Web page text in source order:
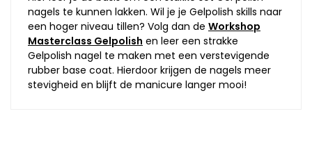
nagels te kunnen lakken. Wil je je Gelpolish skills naar
een hoger niveau tillen? Volg dan de Workshop
Masterclass Gelpolish en leer een strakke
Gelpolish nagel te maken met een verstevigende
rubber base coat. Hierdoor krijgen de nagels meer
stevigheid en blijft de manicure langer mooi!